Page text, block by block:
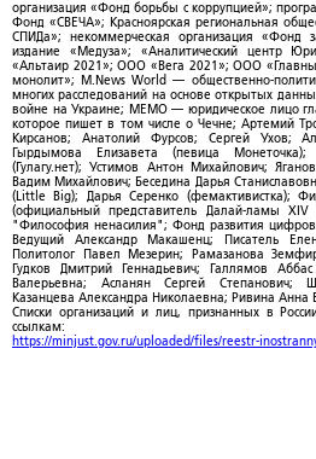
организация «Фонд борьбы с коррупцией»;
Фонд «СВЕЧА»; Красноярская региональная
СПИДа»; некоммерческая организация «Фонд
издание «Медуза»; «Аналитический центр
«Альтаир 2021»; ООО «Вега 2021»; ООО
монолит»; M.News World — общественно-
многих расследований на основе открытых
войне на Украине; МЕМО — юридическое лицо
которое пишет в том числе о Чечне; Артемий
Кирсанов; Анатолий Фурсов; Сергей Ухов;
Гырдымова Елизавета (певица
(Гулагу.нет); Устимов Антон Михайлович;
Вадим Михайлович; Беседина Дарья
(Little Big); Дарья Серенко (фемактивистка);
(официальный представитель Далай-ламы
"Философия ненасилия"; Фонд развития
Ведущий Александр Макашенц; Писатель
Политолог Павел Мезерин; Рамазанова
Гудков Дмитрий Геннадьевич; Галлямов
Валерьевна; Асланян Сергей Степанович;
Казанцева Александра Николаевна; Ривина Анна
Списки организаций и лиц, признанных в
ссылкам:
https://minjust.gov.ru/uploaded/files/reestr-